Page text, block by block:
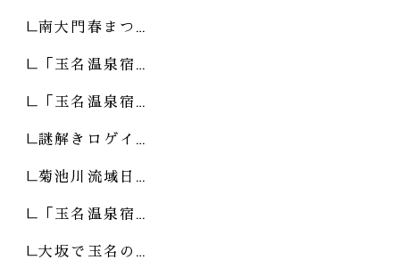
南大門春まつ…
「玉名温泉宿…
「玉名温泉宿…
謎解きロゲイ…
菊池川流域日…
「玉名温泉宿…
大坂で玉名の…